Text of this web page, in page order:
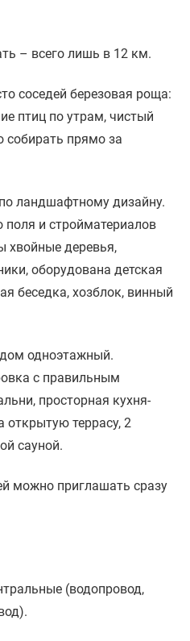
– всего лишь в 12 км.
соседей березовая роща:
птиц по утрам, чистый
собирать прямо за
ландшафтному дизайну.
поля и стройматериалов
хвойные деревья,
оборудована детская
беседка, хозблок, винный
одноэтажный.
с правильным
просторная кухня-
открытую террасу, 2
сауной.
можно приглашать сразу
(водопровод,